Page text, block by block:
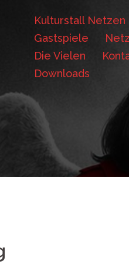
Kulturstall Netzen
Gastspiele
Die Vielen
Downloads